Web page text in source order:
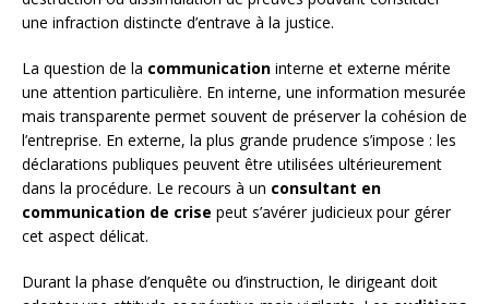
une infraction distincte d’entrave à la justice.
La question de la communication interne et externe mérite
une attention particulière. En interne, une information mesurée
mais transparente permet souvent de préserver la cohésion de
l’entreprise. En externe, la plus grande prudence s’impose : les
déclarations publiques peuvent être utilisées ultérieurement
dans la procédure. Le recours à un consultant en
communication de crise peut s’avérer judicieux pour gérer
cet aspect délicat.
Durant la phase d’enquête ou d’instruction, le dirigeant doit